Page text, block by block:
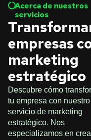
Acerca de nuestros
servicios
empresas
marketing
estratégico
Descubre cómo
tu empresa con nuestro
servicio de marketing
estratégico. Nos
especializamos en